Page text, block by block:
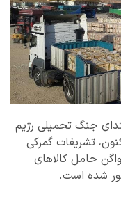
جنگ تحمیلی رژیم
تشریفات گمرکی
بیش از ۶۹ هزار دستگاه کامیون و ۱۸۶۰ واگن حامل کالاهای
شده است.